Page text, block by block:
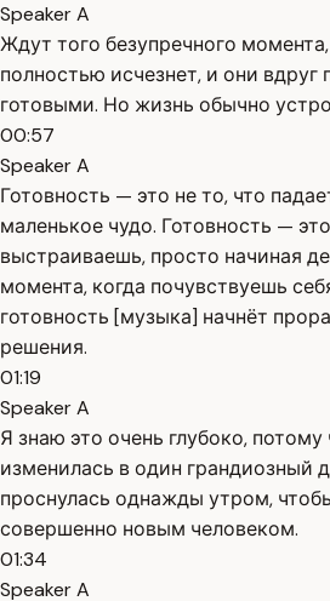
Speaker A
Ждут того безупречного
полностью исчезнет, и они вдруг
готовыми. Но жизнь обычно
00:57
Speaker A
Готовность — это не то, что
маленькое чудо. Готовность —
выстраиваешь, просто начиная
момента, когда почувствуешь
готовность [музыка] начнёт
решения.
01:19
Speaker A
Я знаю это очень глубоко, потому
изменилась в один грандиозный
проснулась однажды утром,
совершенно новым человеком.
01:34
Speaker A